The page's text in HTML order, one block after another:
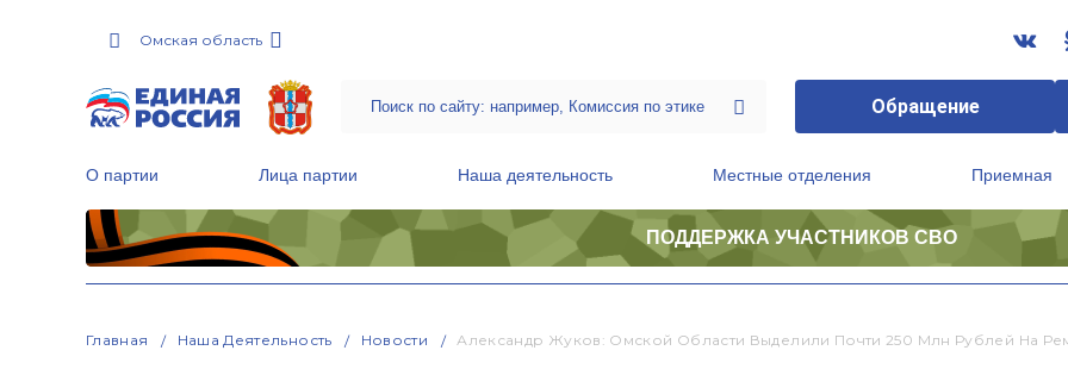
Омская область
Обращение
О партии Лица партии Наша деятельность Местные отделения Приемная
ПОДДЕРЖКА УЧАСТНИКОВ СВО
Главная Наша Деятельность Новости Александр Жуков: Омской Области Выделили Почти 250 Млн Рублей На